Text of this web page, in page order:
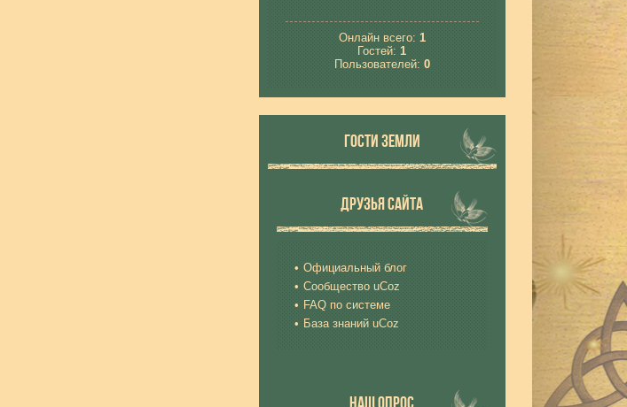
Онлайн всего: 1
Гостей:1
Пользователей: 0
ГОСТИ ЗЕМЛИ
ДРУЗЬЯ САЙТА
Официальный блог
Сообщество uCoz
FAQ по системе
База знаний uCoz
НАШ ОПРОС